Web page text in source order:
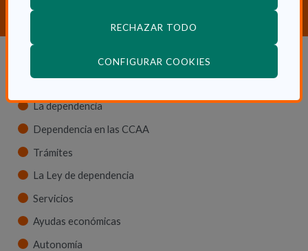
RECHAZAR TODO
CONFIGURAR COOKIES
Dependencia y autonomía
La dependencia
Dependencia en las CCAA
Trámites
La Ley de dependencia
Servicios
Ayudas económicas
Autonomía